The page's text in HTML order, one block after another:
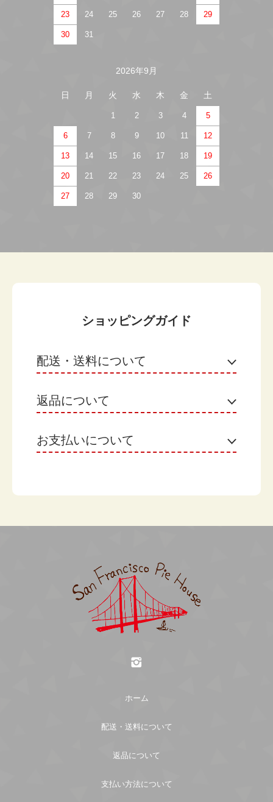
23 24 25 26 27 28 29
30 31
2026年9月
日 月 火 水 木 金 土
1 2 3 4 5
6 7 8 9 10 11 12
13 14 15 16 17 18 19
20 21 22 23 24 25 26
27 28 29 30
ショッピングガイド
配送・送料について
ヤマト運輸
お届け日：選択した商品の発送日翌日がお届け日で
す。 ※地域によって異なる場合があります。
お渡し時間：希望がある場合選択してください。
「発送日」にまとめて発送いたします。
お渡し日：下記よりご希望日を選択してください。
月のケーキも購入される場合：月のケーキの「店頭
受け渡し日」にまとめてお渡しするため、選択不要
送料は配送地域により異なります。下記送料一覧表
返品について
不良品
なまもののため、ご注文完了後、及び、出荷完了後
の返品・返金・交換・キャンセルは、原則としてお
受けできません 。 ただし、お客様にお届けした商
品に不明な点がございましたら、まことにお手数で
さい。 ご注文確定後のキャンセルは、原則としてお
必ず事前にご連絡くださいますようお願い申し上げ
お支払いについて
クレジット決済
支店名： ビジネス営業部支店
口座番号： 3262480
ホーム
配送・送料について
返品について
支払い方法について